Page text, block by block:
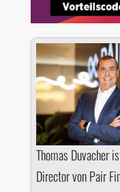
Thomas Duvacher
Director von Pair